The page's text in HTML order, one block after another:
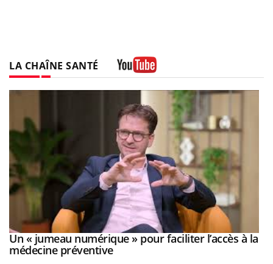
LA CHAÎNE SANTÉ
Youtube
Un « jumeau numérique » pour faciliter l’accès à la
médecine préventiveYoutube